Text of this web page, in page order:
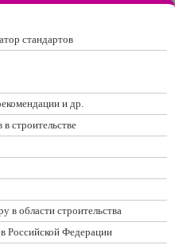
стандартов
и др.
строительстве
в области строительства
Российской Федерации